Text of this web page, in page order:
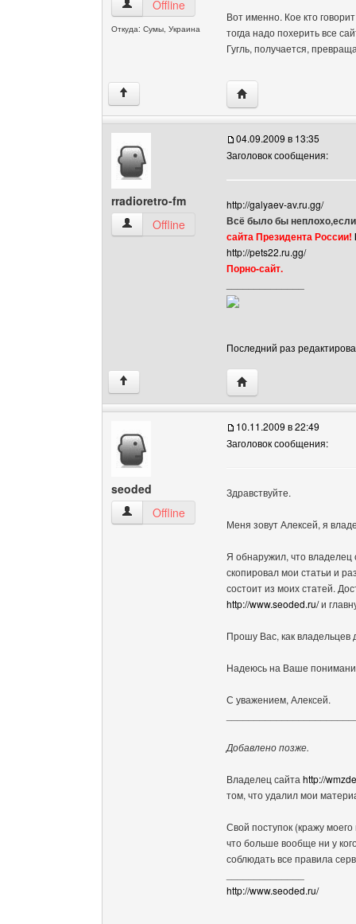
desalex Посмотреть профиль
Offline
Откуда: Сумы, Украина
Вот именно. Кое кто
тогда надо похерить все
Гугль, получается,
↑ Посетить сайт
rradioretro-fm
rradioretro-fm Посмотреть профиль
Offline
04.09.2009 в 13:35
Заголовок сообщения:
http://galyaev-av.ru.gg/
Всё было бы
сайта Президента России!
http://pets22.ru.gg/
Порно-сайт.
Последний раз
↑ Посетить сайт
seoded
seoded Посмотреть профиль
Offline
10.11.2009 в 22:49
Заголовок сообщения:
Здравствуйте.
Меня зовут Алексей, я
Я обнаружил, что владелец
скопировал мои статьи и
состоит из моих статей.
http://www.seoded.ru/и
Прошу Вас, как
Надеюсь на Ваше
С уважением, Алексей.
Добавлено позже.
Владелец сайта http://
том, что удалил мои
Свой поступок (кражу
что больше вообще ни у
соблюдать все правила
http://www.seoded.ru/